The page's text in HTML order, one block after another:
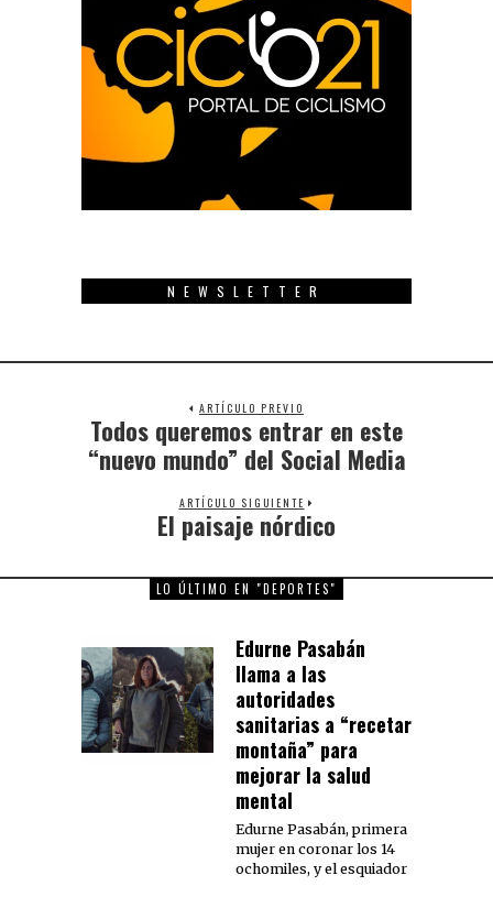
NEWSLETTER
ARTÍCULO PREVIO
Previous
post:
Todos queremos entrar en este
“nuevo mundo” del Social Media
ARTÍCULO SIGUIENTE
Next
El paisaje nórdico
LO ÚLTIMO EN "DEPORTES"
Edurne Pasabán
llama a las
autoridades
sanitarias a “recetar
montaña” para
mejorar la salud
mental
Edurne Pasabán, primera
mujer en coronar los 14
ochomiles, y el esquiador